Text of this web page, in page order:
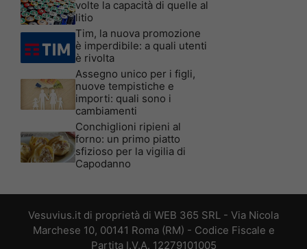
volte la capacità di quelle al
litio
Tim, la nuova promozione
è imperdibile: a quali utenti
è rivolta
Assegno unico per i figli,
nuove tempistiche e
importi: quali sono i
cambiamenti
Conchiglioni ripieni al
forno: un primo piatto
sfizioso per la vigilia di
Capodanno
Vesuvius.it di proprietà di WEB 365 SRL - Via Nicola
Marchese 10, 00141 Roma (RM) - Codice Fiscale e
Partita I.V.A. 12279101005